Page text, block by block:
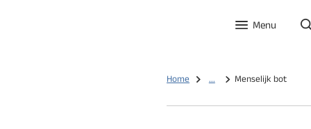
Menu
Home ... Menselijk bot